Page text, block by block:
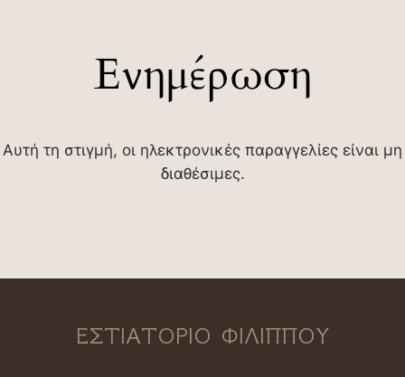
Ενημέρωση
Αυτή τη στιγμή, οι ηλεκτρονικές παραγγελίες είναι μη
διαθέσιμες.
ΕΣΤΙΑΤΟΡΙΟ ΦΙΛΙΠΠΟΥ